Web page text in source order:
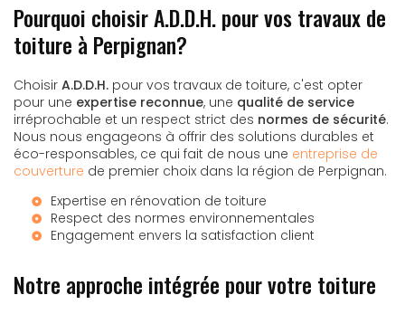
Pourquoi choisir A.D.D.H. pour vos travaux de
toiture à Perpignan?
Choisir A.D.D.H. pour vos travaux de toiture, c'est opter
pour une expertise reconnue, une qualité de service
irréprochable et un respect strict des normes de sécurité.
Nous nous engageons à offrir des solutions durables et
éco-responsables, ce qui fait de nous une entreprise de
couverture de premier choix dans la région de Perpignan.
Expertise en rénovation de toiture
Respect des normes environnementales
Engagement envers la satisfaction client
Notre approche intégrée pour votre toiture